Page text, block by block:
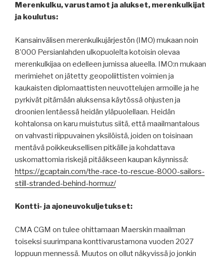
Merenkulku, varustamot ja alukset, merenkulkijat
ja koulutus:
Kansainvälisen merenkulkujärjestön (IMO) mukaan noin
8’000 Persianlahden ulkopuolelta kotoisin olevaa
merenkulkijaa on edelleen jumissa alueella. IMO:n mukaan
merimiehet on jätetty geopoliittisten voimien ja
kaukaisten diplomaattisten neuvottelujen armoille ja he
pyrkivät pitämään aluksensa käytössä ohjusten ja
droonien lentäessä heidän yläpuolellaan. Heidän
kohtalonsa on karu muistutus siitä, että maailmantalous
on vahvasti riippuvainen yksilöistä, joiden on toisinaan
mentävä poikkeuksellisen pitkälle ja kohdattava
uskomattomia riskejä pitääkseen kaupan käynnissä:
https://gcaptain.com/the-race-to-rescue-8000-sailors-
still-stranded-behind-hormuz/
Kontti- ja ajoneuvokuljetukset:
CMA CGM on tulee ohittamaan Maerskin maailman
toiseksi suurimpana konttivarustamona vuoden 2027
loppuun mennessä. Muutos on ollut näkyvissä jo jonkin